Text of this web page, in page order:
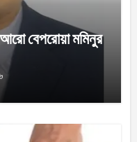
বেপরোয়া মমিনুর